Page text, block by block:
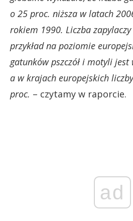
o 25 proc. niższa w latach
rokiem 1990. Liczba zapylaczy
przykład na poziomie
gatunków pszczół i motyli jest
a w krajach europejskich
proc. – czytamy w raporcie.
ad